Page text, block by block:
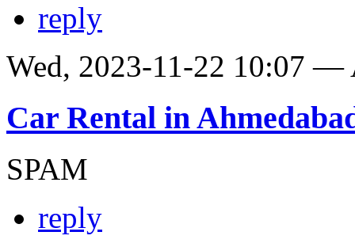
reply
Wed, 2023-11-22 10:07 —
Car Rental in
SPAM
reply